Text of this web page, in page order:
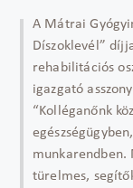
A Mátrai
Díszoklevél”
rehabilitációs
igazgató
“Kolléganőnk
munkarendben.
türelmes,